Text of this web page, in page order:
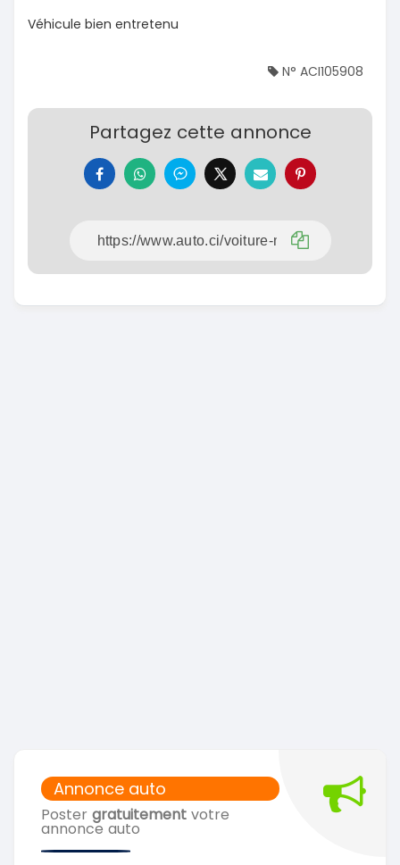
Annonce auto
Poster gratuitement votre
annonce auto
Véhicule bien entretenu
N° ACI105908
Partagez cette annonce